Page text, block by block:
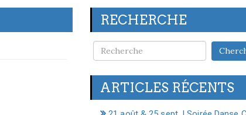
RECHERCHE
ARTICLES RÉCENTS